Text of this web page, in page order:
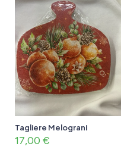
Tagliere Melograni
17,00 €